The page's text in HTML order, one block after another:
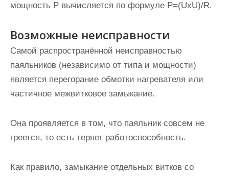
мощность P вычисляется по формуле P=(UхU)/R.
Возможные неисправности
Самой распространённой неисправностью
паяльников (независимо от типа и мощности)
является перегорание обмотки нагревателя или
частичное межвитковое замыкание.
Она проявляется в том, что паяльник совсем не
греется, то есть теряет работоспособность.
Как правило, замыкание отдельных витков со